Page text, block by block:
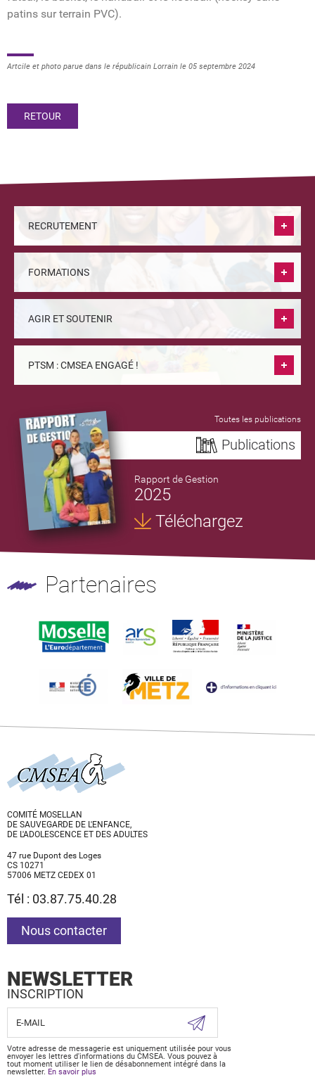
patins sur terrain PVC).
Artcile et photo parue dans le républicain Lorrain le 05 septembre 2024
RETOUR
RECRUTEMENT
FORMATIONS
AGIR ET SOUTENIR
PTSM : CMSEA ENGAGÉ !
Toutes les publications
Publications
Rapport de Gestion
2025
Téléchargez
Partenaires
COMITÉ MOSELLAN
DE SAUVEGARDE DE L'ENFANCE,
DE L'ADOLESCENCE ET DES ADULTES
47 rue Dupont des Loges
CS 10271
57006 METZ CEDEX 01
Tél : 03.87.75.40.28
Nous contacter
NEWSLETTER
INSCRIPTION
Votre adresse de messagerie est uniquement utilisée pour vous
envoyer les lettres d'informations du CMSEA. Vous pouvez à
tout moment utiliser le lien de désabonnement intégré dans la
newsletter. En savoir plus